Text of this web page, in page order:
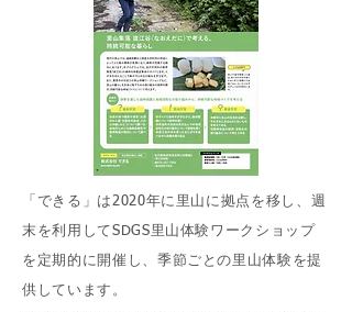
「できる」は2020年に里山に拠点を移し、週
末を利用してSDGS里山体験ワークショップ
を定期的に開催し、季節ごとの里山体験を提
供しています。